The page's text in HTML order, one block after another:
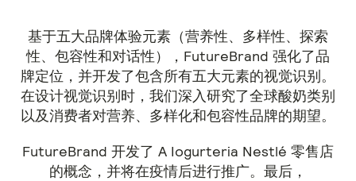
基于五大品牌体验元素（营养性、多样性、探索
性、包容性和对话性），FutureBrand 强化了品
牌定位，并开发了包含所有五大元素的视觉识别。
在设计视觉识别时，我们深入研究了全球酸奶类别
以及消费者对营养、多样化和包容性品牌的期望。
FutureBrand 开发了 A Iogurteria Nestlé 零售店
的概念，并将在疫情后进行推广。最后，